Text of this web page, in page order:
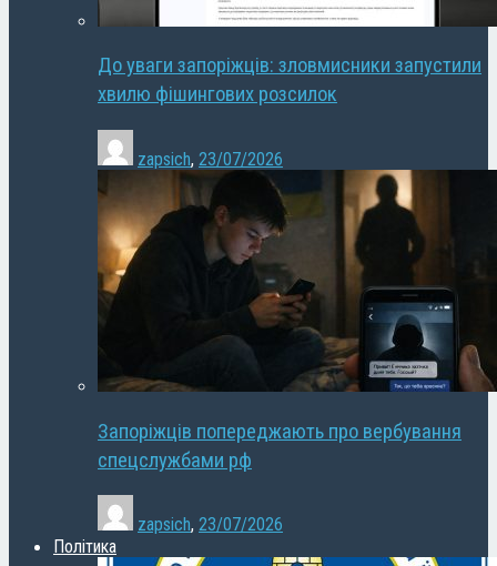
До уваги запоріжців: зловмисники запустили
хвилю фішингових розсилок
zapsich, 23/07/2026
Запоріжців попереджають про вербування
спецслужбами рф
zapsich, 23/07/2026
Політика